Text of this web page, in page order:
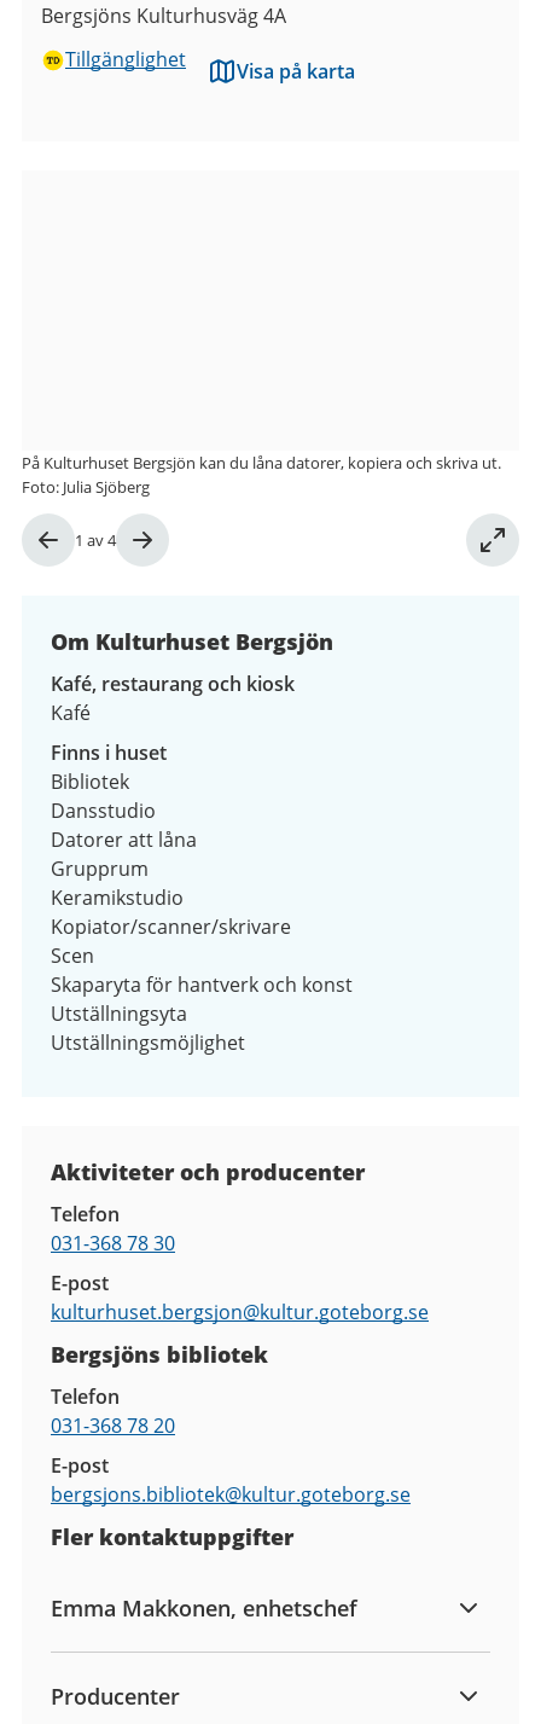
Bergsjöns Kulturhusväg 4A
Tillgänglighet
Visa på karta
Bild
1 av4
På Kulturhuset Bergsjön kan du låna datorer, kopiera och skriva ut.
Foto: Julia Sjöberg
Om Kulturhuset Bergsjön
Kafé, restaurang och kiosk
Kafé
Finns i huset
Bibliotek
Dansstudio
Datorer att låna
Grupprum
Keramikstudio
Kopiator/scanner/skrivare
Scen
Skaparyta för hantverk och konst
Utställningsyta
Utställningsmöjlighet
Aktiviteter och producenter
Telefon
031-368 78 30
E-post
kulturhuset.bergsjon@kultur.goteborg.se
Bergsjöns bibliotek
Telefon
031-368 78 20
E-post
bergsjons.bibliotek@kultur.goteborg.se
Fler kontaktuppgifter
Emma Makkonen, enhetschef
Producenter